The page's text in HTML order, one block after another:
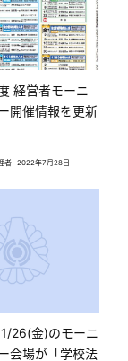
経営者モーニ
開催情報を更新
者 2022年7月28日
1/26(金)のモーニ
会場が「学校法